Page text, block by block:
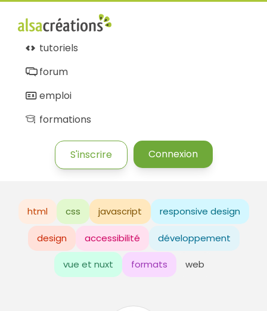
tutoriels
forum
emploi
formations
S'inscrire Connexion
html css javascript responsive design
design accessibilité développement
vue et nuxt formats web